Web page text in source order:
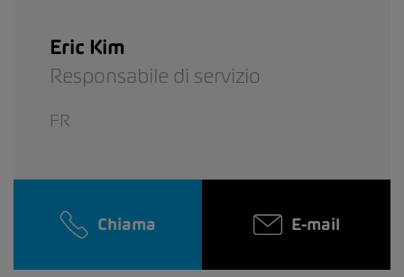
Eric Kim
Responsabile di servizio
FR
Chiama E-mail